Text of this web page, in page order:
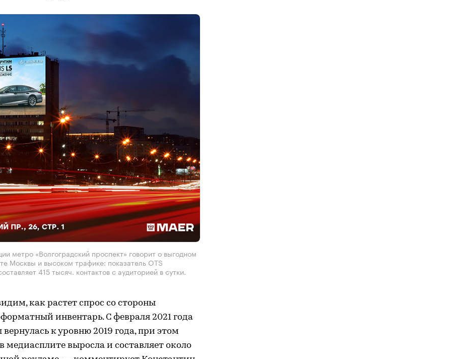
метро «Волгоградский проспект» говорит о выгодном
Москвы и высоком трафике: показатель OTS
415 тысяч. контактов с аудиторией в сутки.
как растет спрос со стороны
инвентарь. С февраля 2021 года
к уровню 2019 года, при этом
медиасплите выросла и составляет около